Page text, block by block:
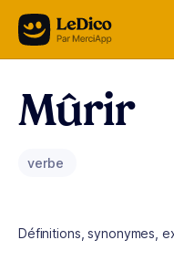
Aller au contenu
Mûrir
verbe
Définitions, synonymes,